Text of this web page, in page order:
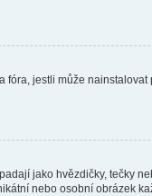
fóra, jestli může nainstalovat
jako hvězdičky, tečky
nebo osobní obrázek